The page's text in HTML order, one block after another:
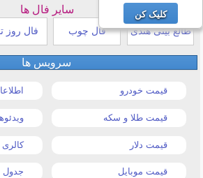
سایر فال ها
طالع بینی هندی فال چوب فال روز
سرویس ها
قیمت خودرو
قیمت طلا و سکه
قیمت دلار
قیمت موبایل جدول
کلیک کن